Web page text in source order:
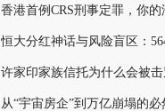
香港首例CRS刑事定罪，你